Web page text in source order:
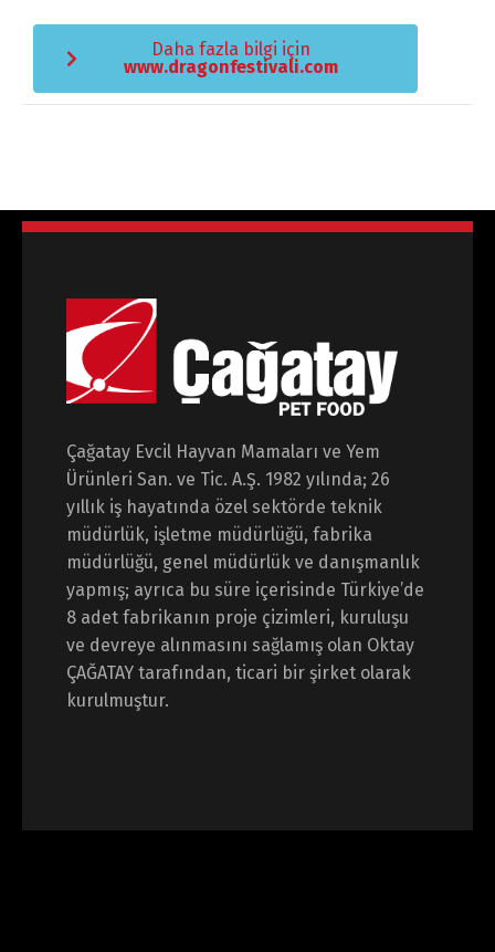
Daha fazla bilgi için
www.dragonfestivali.com
Çağatay Evcil Hayvan Mamaları ve Yem
Ürünleri San. ve Tic. A.Ş. 1982 yılında; 26
yıllık iş hayatında özel sektörde teknik
müdürlük, işletme müdürlüğü, fabrika
müdürlüğü, genel müdürlük ve danışmanlık
yapmış; ayrıca bu süre içerisinde Türkiye’de
8 adet fabrikanın proje çizimleri, kuruluşu
ve devreye alınmasını sağlamış olan Oktay
ÇAĞATAY tarafından, ticari bir şirket olarak
kurulmuştur.
Türkçe English